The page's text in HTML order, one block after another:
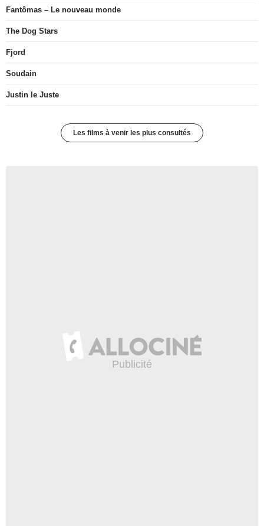
Fantômas – Le nouveau monde
The Dog Stars
Fjord
Soudain
Justin le Juste
Les films à venir les plus consultés